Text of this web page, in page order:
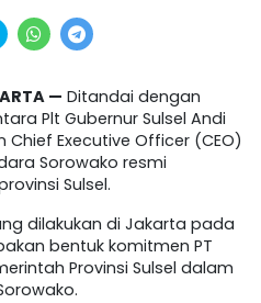
— Ditandai dengan
Plt Gubernur Sulsel Andi
Executive Officer (CEO)
Sorowako resmi
Sulsel.
dilakukan di Jakarta pada
bentuk komitmen PT
Provinsi Sulsel dalam